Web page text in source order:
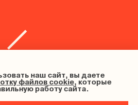
наш сайт, вы даете
файлов cookie, которые
работу сайта.